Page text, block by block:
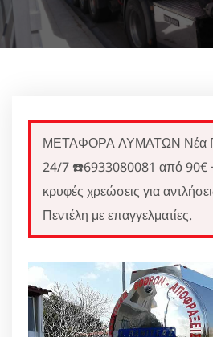
ΜΕΤΑΦΟΡΑ ΛΥΜΑΤΩΝ Νέα
24/7 ☎️6933080081 από 90€
κρυφές χρεώσεις για
Πεντέλη με επαγγελματίες.